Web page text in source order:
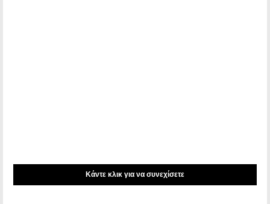
Kάντε κλικ για να συνεχίσετε